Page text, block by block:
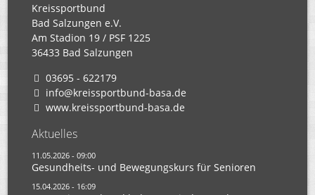
Kreissportbund
Bad Salzungen e.V.
Am Stadion 19 / PSF 1225
36433 Bad Salzungen
03695 - 622179
info@kreissportbund-basa.de
www.kreissportbund-basa.de
Aktuelles
11.05.2026 - 09:00
Gesundheits- und Bewegungskurs für Senioren
15.04.2026 - 16:09